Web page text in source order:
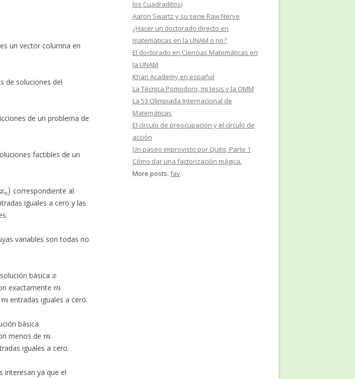
es un vector columna en
de soluciones del
de un problema de
factibles de un
correspondiente al
iguales a cero y las
variables son todas no
básica
exactamente
m
entradas iguales a cero.
básica
menos de
iguales a cero.
interesan ya que el
los Cuadraditos)
Aaron Swartz y su serie Raw Nerve
¿Hacer un doctorado directo en
matemáticas en la UNAM o no?
El doctorado en Ciencias Matemáticas en
la UNAM
Khan Academy en español
La Técnica Pomodoro, mi tesis y la OMM
La 53 Olimpiada Internacional de
Matemáticas
El círculo de preocupación y el círculo de
acción
Un paseo improvisto por Quito, Parte 1
Cómo dar una factorización mágica.
More posts: fav